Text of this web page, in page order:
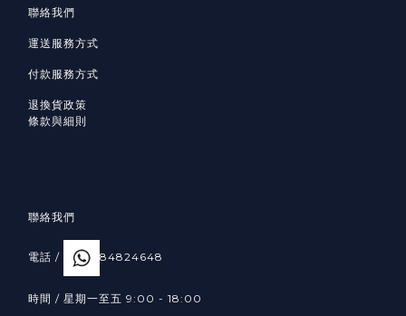
聯絡我們
運送服務方式
付款服務方式
退換貨政策
條款與細則
聯絡我們
電話 / 84824648
時間 / 星期一至五 9:00 - 18:00